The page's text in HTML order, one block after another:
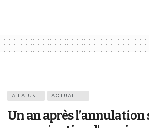
A LA UNE ACTUALITÉ
Un an après l’annulation